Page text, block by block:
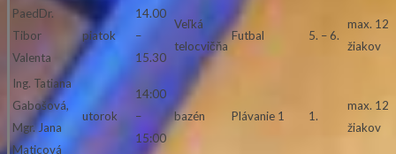
PaedDr.
Tibor
Valenta
piatok
14.00
–
15.30
Veľká
telocvičňa
Futbal 5. – 6.
max. 12
žiakov
Ing. Tatiana
Gabošová,
Mgr. Jana
Maticová
utorok
14:00
–
15:00
bazén Plávanie 1 1.
max. 12
žiakov